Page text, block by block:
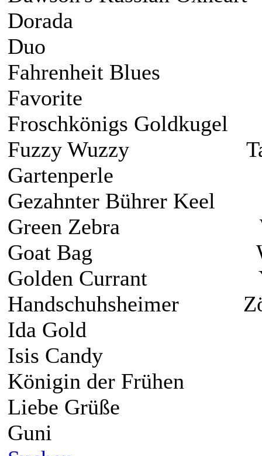
Dorada
Duo
Fahrenheit Blues
Favorite
Froschkönigs
Fuzzy Wuzzy
Gartenperle
Gezahnter Bührer
Green Zebra
Goat Bag
Golden Currant
Handschuhsheimer
Ida Gold
Isis Candy
Königin der Frühen
Liebe Grüße
Guni